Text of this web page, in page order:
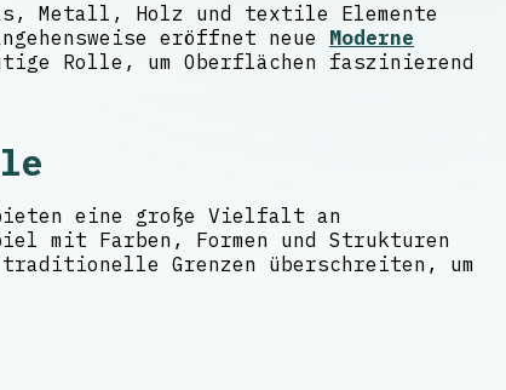
Metall, Holz und textile Elemente
eröffnet neue Moderne
Rolle, um Oberflächen faszinierend
bieten eine große Vielfalt an
mit Farben, Formen und Strukturen
Grenzen überschreiten, um